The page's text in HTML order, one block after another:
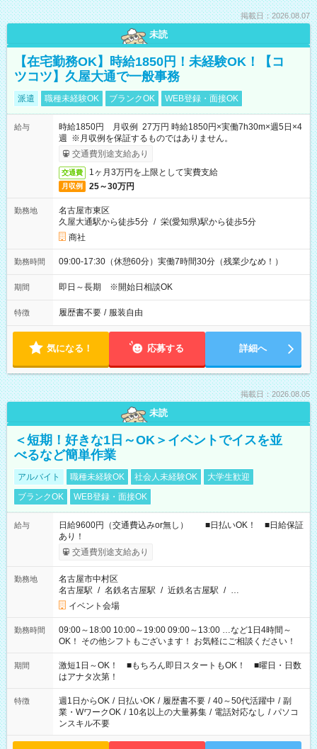
掲載日：2026.08.07
未読
【在宅勤務OK】時給1850円！未経験OK！【コ
ツコツ】久屋大通で一般事務
派遣 職種未経験OK ブランクOK WEB登録・面接OK
給与
時給1850円 月収例 27万円 時給1850円×実働7h30m×週5日×4
週 ※月収例を保証するものではありません。
交通費別途支給あり
交通費 1ヶ月3万円を上限として実費支給
月収例 25～30万円
勤務地
名古屋市東区
久屋大通駅から徒歩5分 / 栄(愛知県)駅から徒歩5分
商社
勤務時間 09:00-17:30（休憩60分）実働7時間30分（残業少なめ！）
期間 即日～長期 ※開始日相談OK
特徴 履歴書不要 / 服装自由
気になる！ 応募する 詳細へ
掲載日：2026.08.05
未読
＜短期！好きな1日～OK＞イベントでイスを並
べるなど簡単作業
アルバイト 職種未経験OK 社会人未経験OK
大学生歓迎
ブランクOK
WEB登録・面接OK
給与
日給9600円（交通費込みor無し） ■日払いOK！ ■日給保証
あり！
交通費別途支給あり
勤務地
名古屋市中村区
名古屋駅 / 名鉄名古屋駅 / 近鉄名古屋駅 / …
イベント会場
勤務時間
09:00～18:00 10:00～19:00 09:00～13:00 …など1日4時間～
OK！ その他シフトもございます！ お気軽にご相談ください！
期間
激短1日～OK！ ■もちろん即日スタートもOK！ ■曜日・日数
はアナタ次第！
特徴 週1日からOK / 日払いOK / 履歴書不要 / 40～50代活躍中 / 副
業・WワークOK / 10名以上の大量募集 / 電話対応なし / パソコ
ンスキル不要